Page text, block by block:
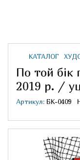
КАТАЛОГ
По той бік
2019 р. /
Артикул: БК-0409